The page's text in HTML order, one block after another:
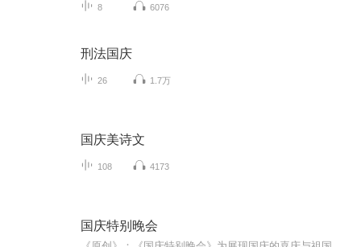
8 6076
刑法国庆
26 1.7万
国庆美诗文
108 4173
国庆特别晚会